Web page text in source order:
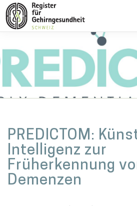
zum
Inhalt
a
i
n
c
PREDICTOM:
Intelligenz zur
Früherkennung
Demenzen